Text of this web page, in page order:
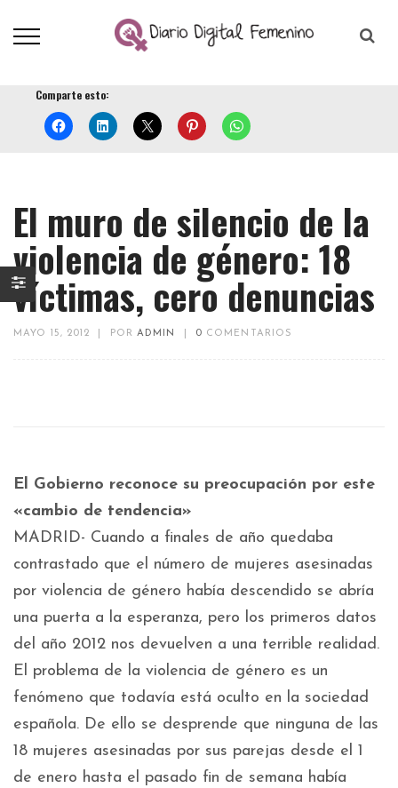
Comparte esto:
El muro de silencio de la
violencia de género: 18
víctimas, cero denuncias
MAYO 15, 2012 PORADMIN 0 COMENTARIOS
El Gobierno reconoce su preocupación por este
«cambio de tendencia»
MADRID- Cuando a finales de año quedaba
contrastado que el número de mujeres asesinadas
por violencia de género había descendido se abría
una puerta a la esperanza, pero los primeros datos
del año 2012 nos devuelven a una terrible realidad.
El problema de la violencia de género es un
fenómeno que todavía está oculto en la sociedad
española. De ello se desprende que ninguna de las
18 mujeres asesinadas por sus parejas desde el 1
de enero hasta el pasado fin de semana había